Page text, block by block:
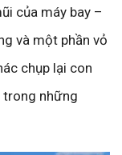
của máy bay –
và một phần vỏ
chụp lại con
trong những